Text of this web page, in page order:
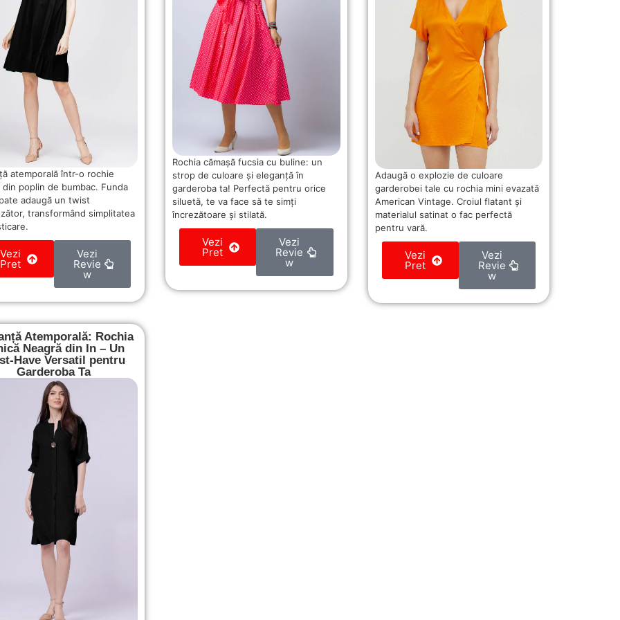
atemporală într-o rochie
din poplin de bumbac. Funda
adaugă un twist
transformând simplitatea
Vezi
Pret
Vezi
Revie
w
Rochia cămașă fucsia cu buline: un
strop de culoare și eleganță în
garderoba ta! Perfectă pentru orice
siluetă, te va face să te simți
încrezătoare și stilată.
Vezi
Pret
Vezi
Revie
w
Adaugă o explozie de culoare
garderobei tale cu rochia mini evazată
American Vintage. Croiul flatant și
materialul satinat o fac perfectă
pentru vară.
Vezi
Pret
Vezi
Revie
w
Atemporală: Rochia
Neagră din In – Un
Have Versatil pentru
Garderoba Ta